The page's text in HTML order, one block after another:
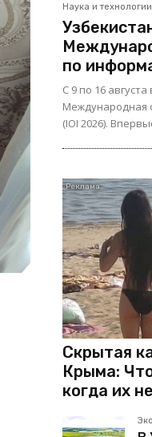
Наука и технологии
по
С 9 по 16
Международная
(IOI 2026).
Скрытая
Крыма:
когда их